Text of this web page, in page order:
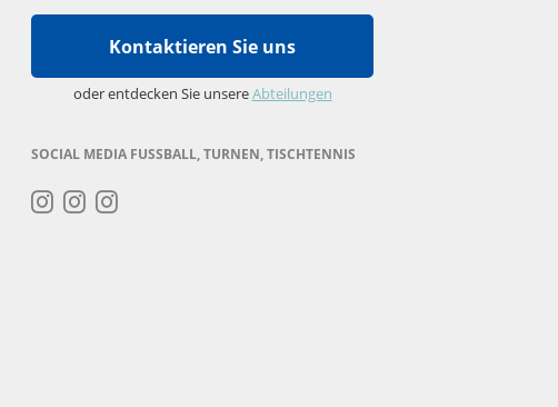
Kontaktieren Sie uns
oder entdecken Sie unsereAbteilungen
SOCIAL MEDIA FUSSBALL, TURNEN, TISCHTENNIS